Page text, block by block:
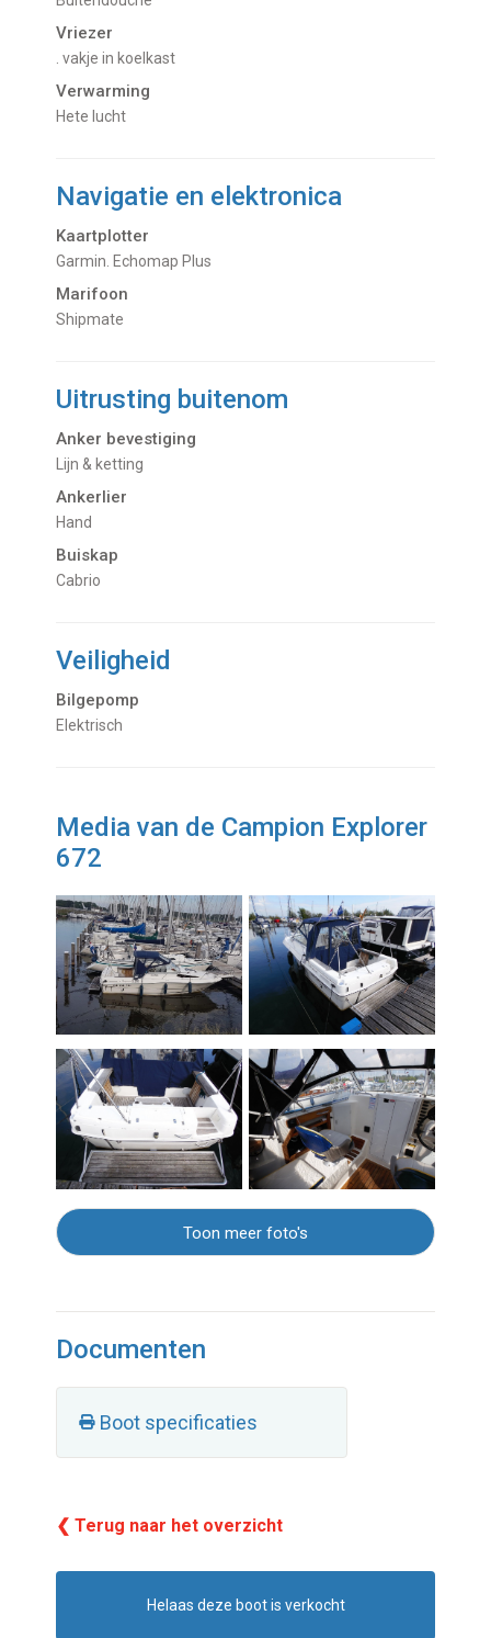
Vriezer
. vakje in koelkast
Verwarming
hete lucht
Navigatie en elektronica
Kaartplotter
Garmin. Echomap Plus
Marifoon
Shipmate
Uitrusting buitenom
Anker bevestiging
Lijn & ketting
Ankerlier
Hand
Buiskap
Cabrio
Veiligheid
Bilgepomp
Elektrisch
Media van de Campion Explorer
672
Toon meer foto's
Documenten
Boot specificaties
❮ Terug naar het overzicht
Helaas deze boot is verkocht